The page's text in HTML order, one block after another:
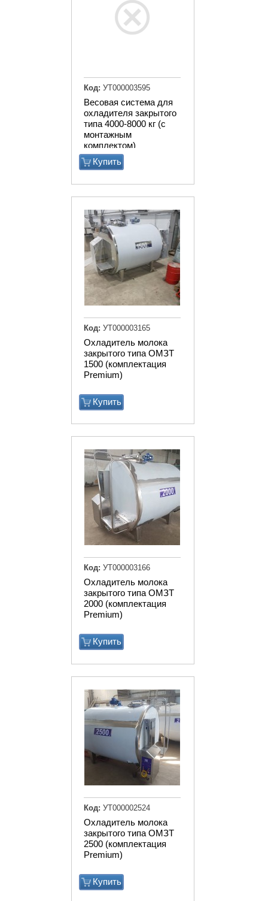
Весовая система для
охладителя закрытого
типа 4000-8000 кг (с
монтажным
комплектом)
Купить
Код: УТ000003595
Охладитель молока
закрытого типа ОМЗТ
1500 (комплектация
Premium)
Купить
Код: УТ000003165
Охладитель молока
закрытого типа ОМЗТ
2000 (комплектация
Premium)
Купить
Код: УТ000003166
Охладитель молока
закрытого типа ОМЗТ
2500 (комплектация
Premium)
Купить
Код: УТ000002524